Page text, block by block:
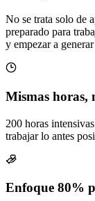
No se trata solo de
preparado para
y empezar a
Mismas horas,
200 horas
trabajar lo antes
Enfoque 80%